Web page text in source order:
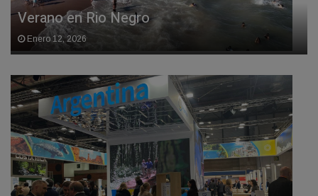
Verano en Rio Negro
Enero 12, 2026